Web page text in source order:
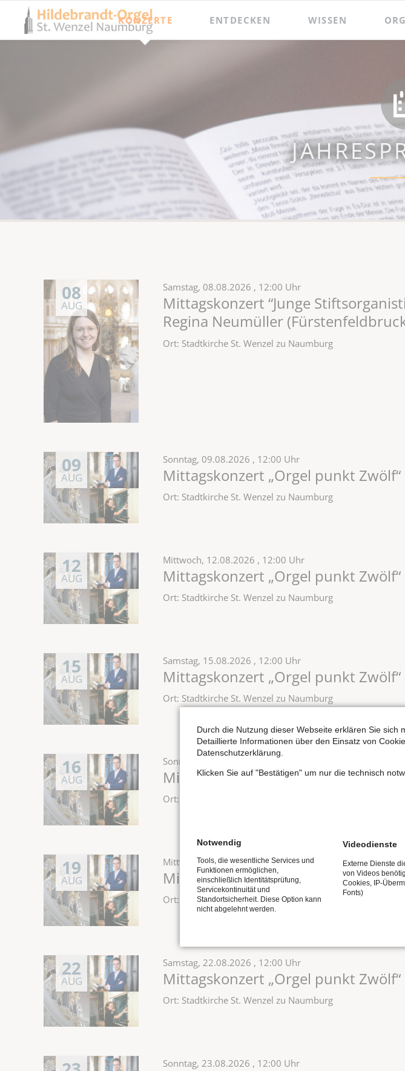
KONZERTE
Festival Hildebrandt-Tage
ENTDECKEN WISSEN
Bach in Naumburg
Die
08
AUG
Samstag, 08.08.2026 , 12:00 Uhr
Mittagskonzert “Junge
Regina Neumüller
Ort: Stadtkirche St. Wenzel zu Naumburg
09
AUG
Sonntag, 09.08.2026 , 12:00 Uhr
Mittagskonzert „Orgel punkt Zwölf“
Ort: Stadtkirche St. Wenzel zu Naumburg
12
AUG
Mittwoch, 12.08.2026 , 12:00 Uhr
Mittagskonzert „Orgel punkt Zwölf“
Ort: Stadtkirche St. Wenzel zu Naumburg
15
AUG
Samstag, 15.08.2026 , 12:00 Uhr
Mittagskonzert „Orgel punkt Zwölf“
Ort: Stadtkirche St. Wenzel zu Naumburg
16
AUG
Sonntag, , 12:00 Uhr
Mittagskonzert „Orgel punkt Zwölf“
Ort: Stadtkirche St. Wenzel zu Naumburg
19
AUG
Mittwoch,19.08.2026 , 12:00 Uhr
Mittagskonzert „Orgel punkt Zwölf“
Ort: Stadtkirche St. Wenzel zu Naumburg
22
AUG
Samstag, 22.08.2026 , 12:00 Uhr
Mittagskonzert „Orgel punkt Zwölf“
Ort: Stadtkirche St. Wenzel zu Naumburg
Sonntag, 23.08.2026 , 12:00 Uhr
Durch die Nutzung dieser Webseite erklären Sie sich
Detaillierte Informationen über den Einsatz von
Datenschutzerklärung.
Klicken Sie auf "Bestätigen" um nur die technisch
Notwendig
Tools, die wesentliche Services und
Funktionen ermöglichen,
einschließlich Identitätsprüfung,
Servicekontinuität und
Standortsicherheit. Diese Option kann
nicht abgelehnt werden.
Videodienste
Externe Dienste
von Videos
Cookies, IP-
Fonts)